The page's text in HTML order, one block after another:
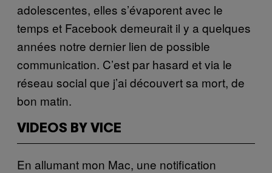
adolescentes, elles s’évaporent avec le
temps et Facebook demeurait il y a quelques
années notre dernier lien de possible
communication. C’est par hasard et via le
réseau social que j’ai découvert sa mort, de
bon matin.
VIDEOS BY VICE
En allumant mon Mac, une notification